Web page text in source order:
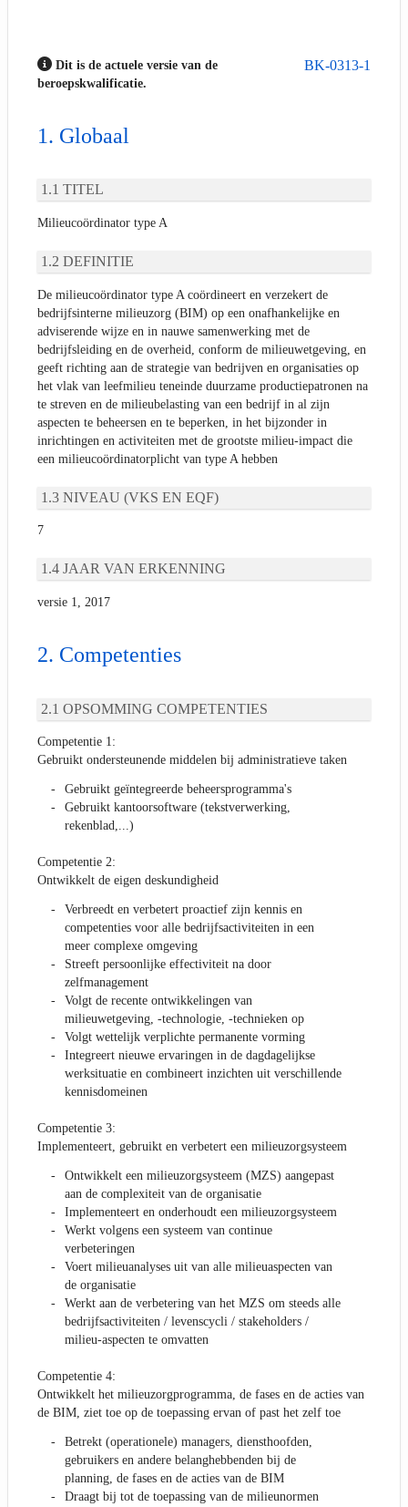
BK-0313-1
Dit is de actuele versie van de
beroepskwalificatie.
Globaal
TITEL
Milieucoördinator type A
DEFINITIE
De milieucoördinator type A coördineert en verzekert de
bedrijfsinterne milieuzorg (BIM) op een onafhankelijke en
adviserende wijze en in nauwe samenwerking met de
bedrijfsleiding en de overheid, conform de milieuwetgeving, en
geeft richting aan de strategie van bedrijven en organisaties op
het vlak van leefmilieu teneinde duurzame productiepatronen na
te streven en de milieubelasting van een bedrijf in al zijn
aspecten te beheersen en te beperken, in het bijzonder in
inrichtingen en activiteiten met de grootste milieu-impact die
een milieucoördinatorplicht van type A hebben
NIVEAU (VKS EN EQF)
7
JAAR VAN ERKENNING
versie 1, 2017
Competenties
OPSOMMING COMPETENTIES
Competentie 1:
Gebruikt ondersteunende middelen bij administratieve taken
Gebruikt geïntegreerde beheersprogramma's
Gebruikt kantoorsoftware (tekstverwerking,
rekenblad,...)
Competentie 2:
Ontwikkelt de eigen deskundigheid
Verbreedt en verbetert proactief zijn kennis en
competenties voor alle bedrijfsactiviteiten in een
meer complexe omgeving
Streeft persoonlijke effectiviteit na door
zelfmanagement
Volgt de recente ontwikkelingen van
milieuwetgeving, -technologie, -technieken op
Volgt wettelijk verplichte permanente vorming
Integreert nieuwe ervaringen in de dagdagelijkse
werksituatie en combineert inzichten uit verschillende
kennisdomeinen
Competentie 3:
Implementeert, gebruikt en verbetert een milieuzorgsysteem
Ontwikkelt een milieuzorgsysteem (MZS) aangepast
aan de complexiteit van de organisatie
Implementeert en onderhoudt een milieuzorgsysteem
Werkt volgens een systeem van continue
verbeteringen
Voert milieuanalyses uit van alle milieuaspecten van
de organisatie
Werkt aan de verbetering van het MZS om steeds alle
bedrijfsactiviteiten / levenscycli / stakeholders /
milieu-aspecten te omvatten
Competentie 4:
Ontwikkelt het milieuzorgprogramma, de fases en de acties van
de BIM, ziet toe op de toepassing ervan of past het zelf toe
Betrekt (operationele) managers, diensthoofden,
gebruikers en andere belanghebbenden bij de
planning, de fases en de acties van de BIM
Draagt bij tot de toepassing van de milieunormen